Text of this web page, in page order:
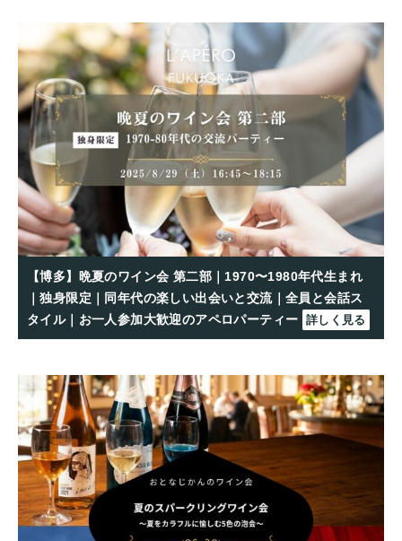
【博多】晩夏のワイン会 第二部｜1970〜1980年代生まれ
｜独身限定｜同年代の楽しい出会いと交流｜全員と会話ス
タイル｜お一人参加大歓迎のアペロパーティー 詳しく見る